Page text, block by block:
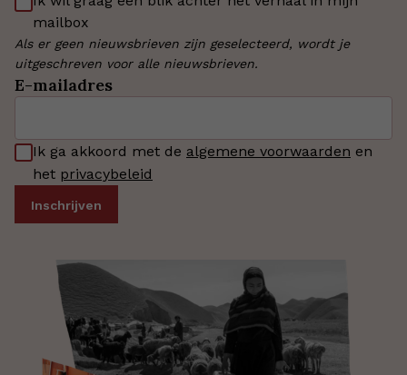
mailbox
Als er geen nieuwsbrieven zijn geselecteerd, wordt je
uitgeschreven voor alle nieuwsbrieven.
E-mailadres
Ik ga akkoord met de algemene voorwaarden en
het privacybeleid